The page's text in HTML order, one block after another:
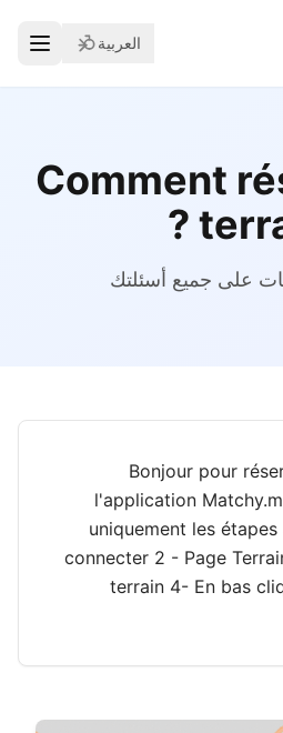
العربية
Comment
على جميع أسئلتك
Bonjour pour
l'application
uniquement les
connecter 2 - Page
terrain 4- En bas